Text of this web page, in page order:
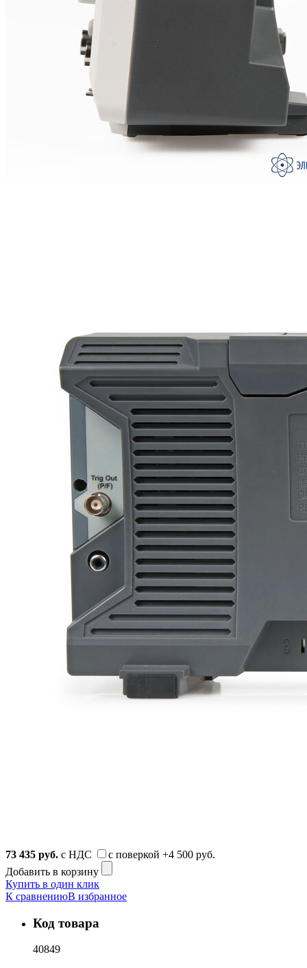
73 435 руб. с НДС с поверкой +4 500 руб.
Добавить в корзину
Купить в один клик
К сравнениюВ избранное
Код товара
40849